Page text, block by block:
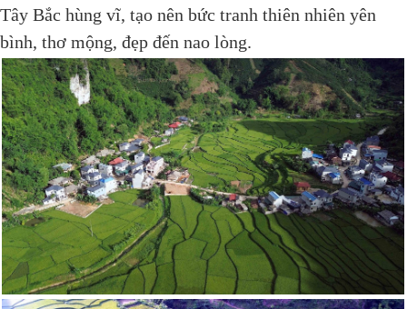
Tây Bắc hùng vĩ, tạo nên bức tranh thiên nhiên yên
bình, thơ mộng, đẹp đến nao lòng.